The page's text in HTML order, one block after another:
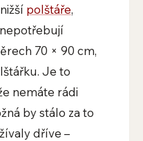
polštáře,
70 × 90 cm,
Je to
nemáte rádi
by stálo za to
dříve –